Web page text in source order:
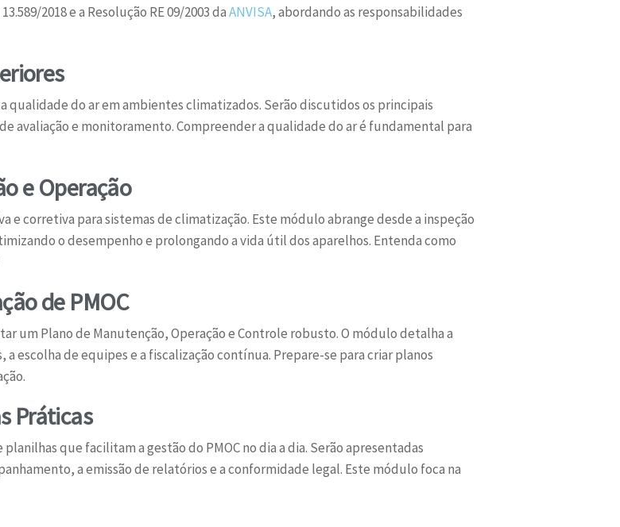
2018 e a Resolução RE 09/2003 daANVISA, abordando as responsabilidades
do ar em ambientes climatizados. Serão discutidos os principais
avaliação e monitoramento. Compreender a qualidade do ar é fundamental para
e Operação
e corretiva para sistemas de climatização. Este módulo abrange desde a inspeção
o desempenho e prolongando a vida útil dos aparelhos. Entenda como
de PMOC
um Plano de Manutenção, Operação e Controle robusto. O módulo detalha a
escolha de equipes e a fiscalização contínua. Prepare-se para criar planos
Práticas
que facilitam a gestão do PMOC no dia a dia. Serão apresentadas
a emissão de relatórios e a conformidade legal. Este módulo foca na